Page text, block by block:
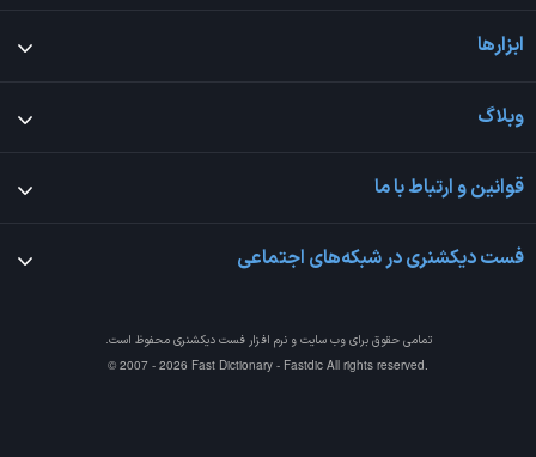
ابزارها
وبلاگ
قوانین و ارتباط با ما
فست دیکشنری در شبکه‌های اجتماعی
تمامی حقوق برای وب سایت و نرم افزارفست دیکشنری محفوظ است.
© 2007 - 2026 Fast Dictionary - Fastdic All rights reserved.